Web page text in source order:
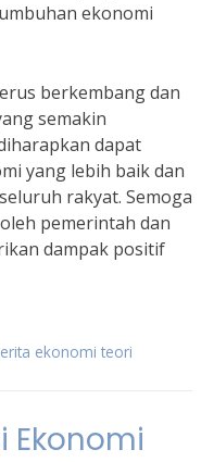
ekonomi
berkembang dan
semakin
dapat
yang lebih baik dan
rakyat. Semoga
pemerintah dan
dampak positif
ekonomi teori
Ekonomi